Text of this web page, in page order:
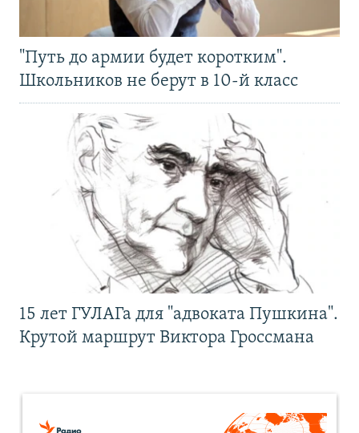
"Путь до армии будет коротким".
Школьников не берут в 10-й класс
15 лет ГУЛАГа для "адвоката Пушкина".
Крутой маршрут Виктора Гроссмана